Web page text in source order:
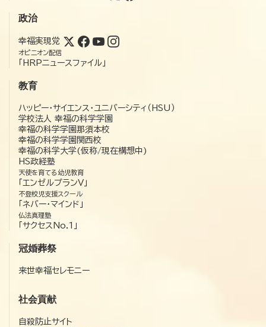
政治
幸福実現党
オピニオン配信
「HRPニュースファイル」
教育
ハッピー・サイエンス・ユニバーシティ（HSU）
学校法人 幸福の科学学園
幸福の科学学園那須本校
幸福の科学学園関西校
幸福の科学大学(仮称/現在構想中)
HS政経塾
天使を育てる幼児教育
「エンゼルプランV」
不登校児支援スクール
「ネバー・マインド」
仏法真理塾
「サクセスNo.1」
冠婚葬祭
来世幸福セレモニー
社会貢献
自殺防止サイト